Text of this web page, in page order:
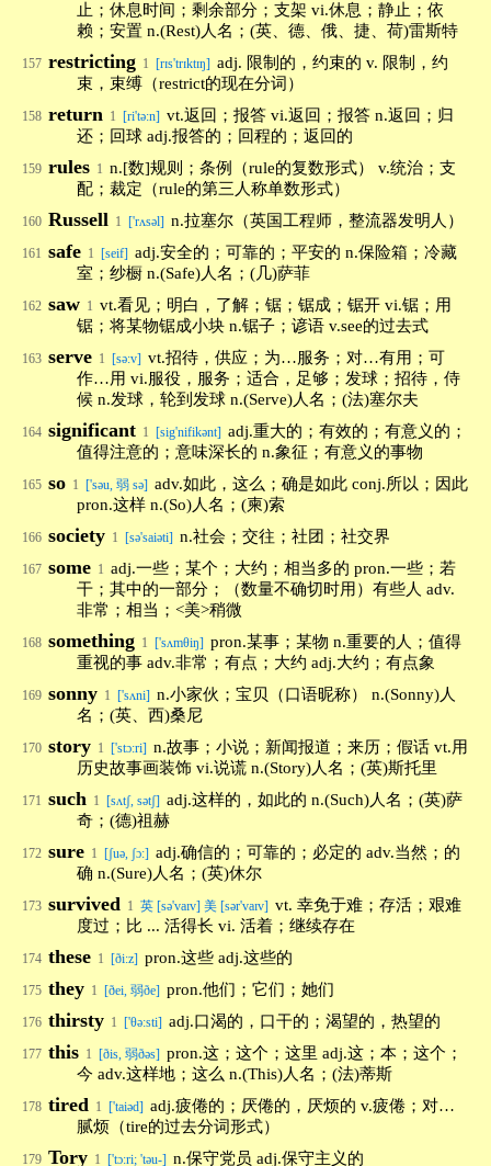
止；休息时间；剩余部分；支架 vi.休息；静止；依
赖；安置 n.(Rest)人名；(英、德、俄、捷、荷)雷斯特
157 restricting 1 [rɪs'trɪktɪŋ] adj. 限制的，约束的 v. 限制，约
束，束缚（restrict的现在分词）
158 return 1 [ri'tə:n] vt.返回；报答 vi.返回；报答 n.返回；归
还；回球 adj.报答的；回程的；返回的
159 rules 1 n.[数]规则；条例（rule的复数形式） v.统治；支
配；裁定（rule的第三人称单数形式）
160 Russell 1 ['rʌsəl] n.拉塞尔（英国工程师，整流器发明人）
161 safe 1 [seif] adj.安全的；可靠的；平安的 n.保险箱；冷藏
室；纱橱 n.(Safe)人名；(几)萨菲
162 saw 1 vt.看见；明白，了解；锯；锯成；锯开 vi.锯；用
锯；将某物锯成小块 n.锯子；谚语 v.see的过去式
163 serve 1 [sə:v] vt.招待，供应；为…服务；对…有用；可
作…用 vi.服役，服务；适合，足够；发球；招待，侍
候 n.发球，轮到发球 n.(Serve)人名；(法)塞尔夫
164 significant 1 [sig'nifikənt] adj.重大的；有效的；有意义的；
值得注意的；意味深长的 n.象征；有意义的事物
165 so 1 ['səu, 弱 sə] adv.如此，这么；确是如此 conj.所以；因此
pron.这样 n.(So)人名；(柬)索
166 society 1 [sə'saiəti] n.社会；交往；社团；社交界
167 some 1 adj.一些；某个；大约；相当多的 pron.一些；若
干；其中的一部分；（数量不确切时用）有些人 adv.
非常；相当；<美>稍微
168 something 1 ['sʌmθiŋ] pron.某事；某物 n.重要的人；值得
重视的事 adv.非常；有点；大约 adj.大约；有点象
169 sonny 1 ['sʌni] n.小家伙；宝贝（口语昵称） n.(Sonny)人
名；(英、西)桑尼
170 story 1 ['stɔ:ri] n.故事；小说；新闻报道；来历；假话 vt.用
历史故事画装饰 vi.说谎 n.(Story)人名；(英)斯托里
171 such 1 [sʌtʃ, sətʃ] adj.这样的，如此的 n.(Such)人名；(英)萨
奇；(德)祖赫
172 sure 1 [ʃuə, ʃɔ:] adj.确信的；可靠的；必定的 adv.当然；的
确 n.(Sure)人名；(英)休尔
173 survived 1 英 [sə'vaɪv] 美 [sər'vaɪv] vt. 幸免于难；存活；艰难
度过；比 ... 活得长 vi. 活着；继续存在
174 these 1 [ði:z] pron.这些 adj.这些的
175 they 1 [ðei, 弱ðe] pron.他们；它们；她们
176 thirsty 1 ['θə:sti] adj.口渴的，口干的；渴望的，热望的
177 this 1 [ðis, 弱ðəs] pron.这；这个；这里 adj.这；本；这个；
今 adv.这样地；这么 n.(This)人名；(法)蒂斯
178 tired 1 ['taiəd] adj.疲倦的；厌倦的，厌烦的 v.疲倦；对…
腻烦（tire的过去分词形式）
179 Tory 1 ['tɔ:ri; 'təu-] n.保守党员 adj.保守主义的